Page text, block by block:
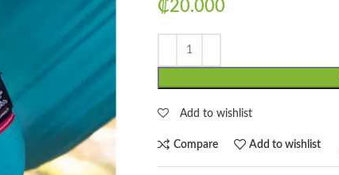
₡20.000
Add to wishlist
Compare Add to wishlist